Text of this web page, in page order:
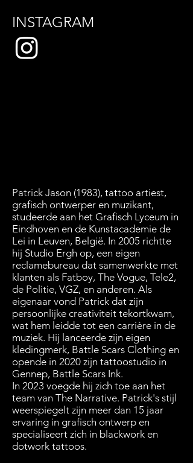
INSTAGRAM
Patrick Jason (1983), tattoo artiest,
grafisch ontwerper en muzikant,
studeerde aan het Grafisch Lyceum in
Eindhoven en de Kunstacademie de
Lei in Leuven, België. In 2005 richtte
hij Studio Ergh op, een eigen
reclamebureau dat samenwerkte met
klanten als Fatboy, The Vogue, Tele2,
de Politie, VGZ, en anderen. Als
eigenaar vond Patrick dat zijn
persoonlijke creativiteit tekortkwam,
wat hem leidde tot een carrière in de
muziek. Hij lanceerde zijn eigen
kledingmerk, Battle Scars Clothing en
opende in 2020 zijn tattoostudio in
Gennep, Battle Scars Ink.
In 2023 voegde hij zich toe aan het
team van The Narrative. Patrick's stijl
weerspiegelt zijn meer dan 15 jaar
ervaring in grafisch ontwerp en
specialiseert zich in blackwork en
dotwork tattoos.